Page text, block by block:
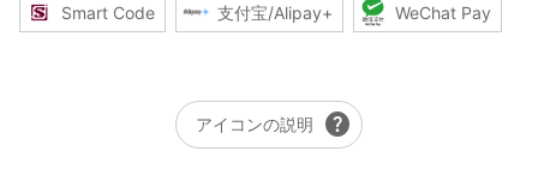
Smart Code 支付宝/Alipay+ WeChat Pay
アイコンの説明 help